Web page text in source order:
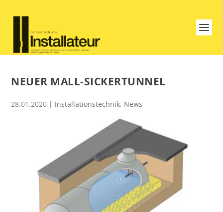
NEUER MALL-SICKERTUNNEL
28.01.2020 | Installationstechnik, News